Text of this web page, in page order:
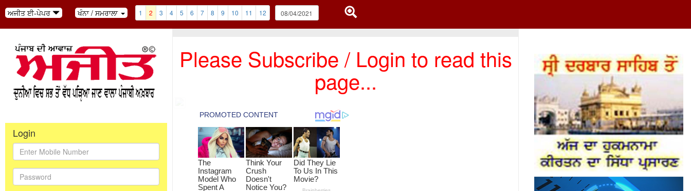
ਅਜੀਤ ਈ-ਪੇਪਰ ਖੰਨਾ / ਸਮਰਾਲਾ 1 2 3 4 5 6 7 8 9 10 11 12
Login
Please Subscribe / Login to read this
page...